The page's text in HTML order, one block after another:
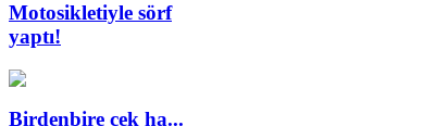
Motosikletiyle sörf
yaptı!
Birdenbire çek ha...